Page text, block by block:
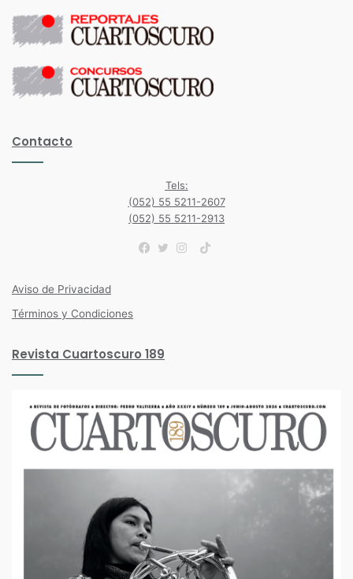
Contacto
Tels:
(052) 55 5211-2607
(052) 55 5211-2913
TikTok
Aviso de Privacidad
Términos y Condiciones
Revista Cuartoscuro 189